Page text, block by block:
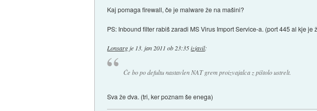
Kaj pomaga firewall, če je malware že na mašini?
PS: Inbound filter rabiš zaradi MS Virus Import Service-a. (port 445 al kje je
Lonsargje 13. jan 2011 ob 23:35 izjavil:
Če bo po defultu nastavlen NAT grem proizvajalca z pištolo ustrelt.
Sva že dva. (tri, ker poznam še enega)